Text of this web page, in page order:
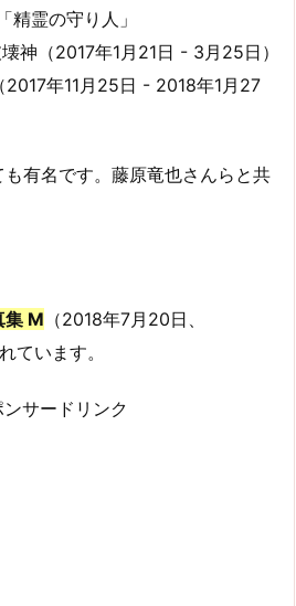
精霊の守り人」
神（2017年1月21日 - 3月25日）
2017年11月25日 - 2018年1月27
も有名です。藤原竜也さんらと共
集 M （2018年7月20日、
ています。
ンサードリンク